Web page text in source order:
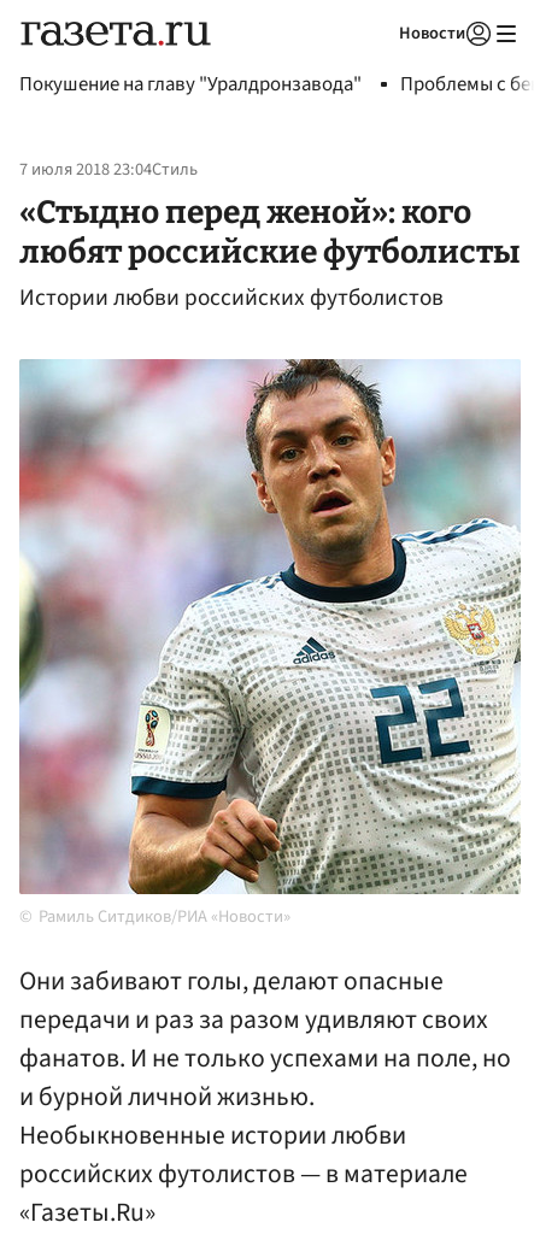
Новости
Покушение на главу "Уралдронзавода" Проблемы с
7 июля 2018 23:04Стиль
«Стыдно перед женой»: кого
любят российские футболисты
Истории любви российских футболистов
Рамиль Ситдиков/РИА «Новости»
Они забивают голы, делают опасные
передачи и раз за разом удивляют своих
фанатов. И не только успехами на поле, но
и бурной личной жизнью.
Необыкновенные истории любви
российских футолистов — в материале
«Газеты.Ru»